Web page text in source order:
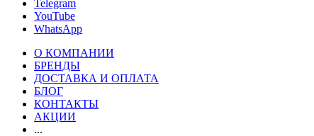
Telegram
YouTube
WhatsApp
О КОМПАНИИ
БРЕНДЫ
ДОСТАВКА И ОПЛАТА
БЛОГ
КОНТАКТЫ
АКЦИИ
...